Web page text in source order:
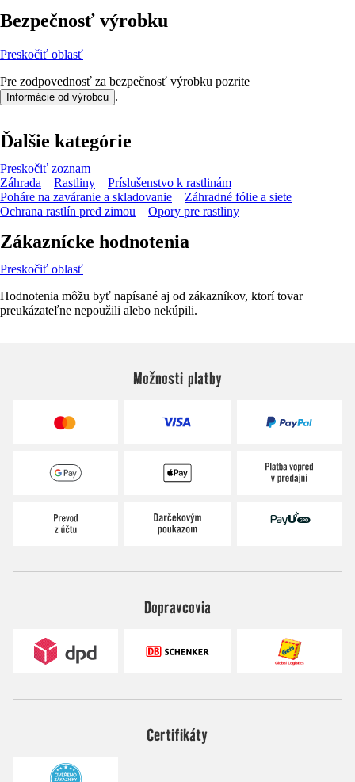
Bezpečnosť výrobku
Preskočiť oblasť
Pre zodpovednosť za bezpečnosť výrobku pozrite
Informácie od výrobcu .
Ďalšie kategórie
Preskočiť zoznam
Záhrada
Rastliny
Príslušenstvo k rastlinám
Poháre na zaváranie a skladovanie
Záhradné fólie a siete
Ochrana rastlín pred zimou
Opory pre rastliny
Zákaznícke hodnotenia
Preskočiť oblasť
Hodnotenia môžu byť napísané aj od zákazníkov, ktorí tovar
preukázateľne nepoužili alebo nekúpili.
Možnosti platby
Dopravcovia
Certifikáty